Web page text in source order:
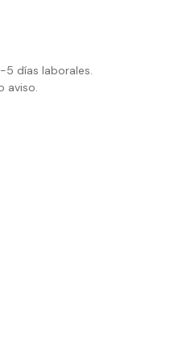
5 días laborales.
aviso.